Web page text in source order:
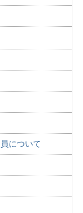
について